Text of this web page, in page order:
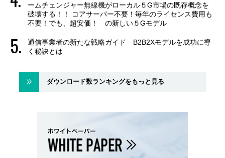
ームチェンジャー無線機がローカル５G市場の既存概念を
破壊する！！ コアサーバー不要！毎年のライセンス費用も
不要！でも、超安価！ の新しい５Gモデル
通信事業者の新たな戦略ガイド B2B2Xモデルを成功に導
く秘訣とは
ダウンロード数ランキングをもっと見る